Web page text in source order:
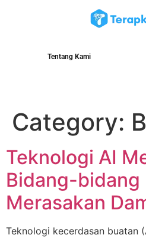
Tentang Kami
Category:
Teknologi AI
Bidang-bidang
Merasakan
Teknologi kecerdasan buatan